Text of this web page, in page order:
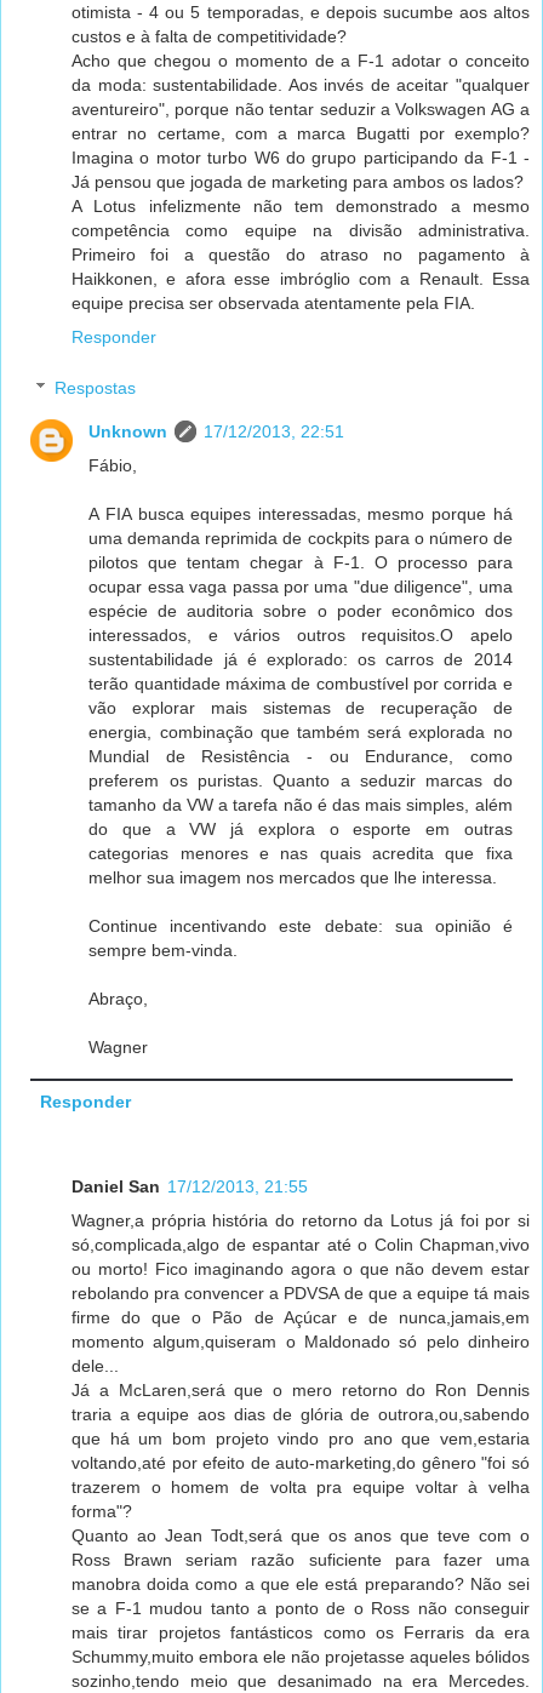
otimista - 4 ou 5 temporadas, e depois sucumbe aos altos
custos e à falta de competitividade?
Acho que chegou o momento de a F-1 adotar o conceito
da moda: sustentabilidade. Aos invés de aceitar "qualquer
aventureiro", porque não tentar seduzir a Volkswagen AG a
entrar no certame, com a marca Bugatti por exemplo?
Imagina o motor turbo W6 do grupo participando da F-1 -
Já pensou que jogada de marketing para ambos os lados?
A Lotus infelizmente não tem demonstrado a mesmo
competência como equipe na divisão administrativa.
Primeiro foi a questão do atraso no pagamento à
Haikkonen, e afora esse imbróglio com a Renault. Essa
equipe precisa ser observada atentamente pela FIA.
Responder
Respostas
Unknown
17/12/2013, 22:51
Fábio,
A FIA busca equipes interessadas, mesmo porque há
uma demanda reprimida de cockpits para o número de
pilotos que tentam chegar à F-1. O processo para
ocupar essa vaga passa por uma "due diligence", uma
espécie de auditoria sobre o poder econômico dos
interessados, e vários outros requisitos.O apelo
sustentabilidade já é explorado: os carros de 2014
terão quantidade máxima de combustível por corrida e
vão explorar mais sistemas de recuperação de
energia, combinação que também será explorada no
Mundial de Resistência - ou Endurance, como
preferem os puristas. Quanto a seduzir marcas do
tamanho da VW a tarefa não é das mais simples, além
do que a VW já explora o esporte em outras
categorias menores e nas quais acredita que fixa
melhor sua imagem nos mercados que lhe interessa.
Continue incentivando este debate: sua opinião é
sempre bem-vinda.
Abraço,
Wagner
Responder
Daniel San 17/12/2013, 21:55
Wagner,a própria história do retorno da Lotus já foi por si
só,complicada,algo de espantar até o Colin Chapman,vivo
ou morto! Fico imaginando agora o que não devem estar
rebolando pra convencer a PDVSA de que a equipe tá mais
firme do que o Pão de Açúcar e de nunca,jamais,em
momento algum,quiseram o Maldonado só pelo dinheiro
dele...
Já a McLaren,será que o mero retorno do Ron Dennis
traria a equipe aos dias de glória de outrora,ou,sabendo
que há um bom projeto vindo pro ano que vem,estaria
voltando,até por efeito de auto-marketing,do gênero "foi só
trazerem o homem de volta pra equipe voltar à velha
forma"?
Quanto ao Jean Todt,será que os anos que teve com o
Ross Brawn seriam razão suficiente para fazer uma
manobra doida como a que ele está preparando? Não sei
se a F-1 mudou tanto a ponto de o Ross não conseguir
mais tirar projetos fantásticos como os Ferraris da era
Schummy,muito embora ele não projetasse aqueles bólidos
sozinho,tendo meio que desanimado na era Mercedes.